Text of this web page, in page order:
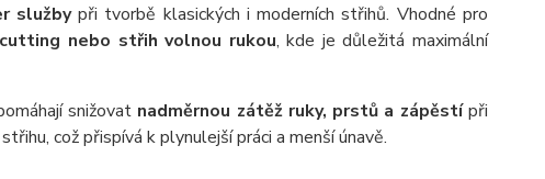
službypři tvorbě klasických i moderních střihů. Vhodné pro
nebo střih volnou rukou, kde je důležitá maximální
snižovat nadměrnou zátěž ruky, prstů a zápěstípři
což přispívá k plynulejší práci a menší únavě.